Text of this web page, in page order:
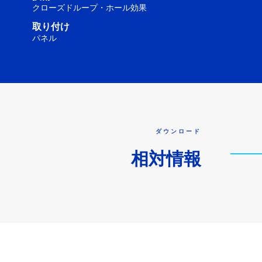
クローズドループ・ホール効果
取り付け
パネル
ダウンロード
相対情報